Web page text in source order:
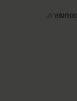
Annonce